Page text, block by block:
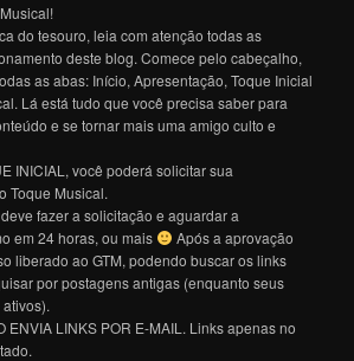
do tesouro, leia com atenção todas as
deste blog. Comece pelo cabeçalho,
as abas: Início, Apresentação, Toque Inicial
Lá está tudo que você precisa saber para
e se tornar mais uma amigo culto e
INICIAL, você poderá solicitar sua
Toque Musical.
fazer a solicitação e aguardar a
em 24 horas, ou mais
Após a aprovação
liberado ao GTM, podendo buscar os links
por postagens antigas (enquanto seus
ENVIA LINKS POR E-MAIL. Links apenas no